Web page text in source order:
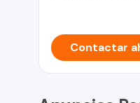
Contactar